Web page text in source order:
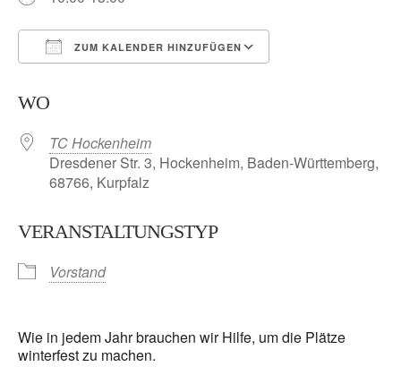
ZUM KALENDER HINZUFÜGEN
WO
TC Hockenheim
Dresdener Str. 3, Hockenheim, Baden-Württemberg,
68766, Kurpfalz
VERANSTALTUNGSTYP
Vorstand
Wie in jedem Jahr brauchen wir Hilfe, um die Plätze
winterfest zu machen.